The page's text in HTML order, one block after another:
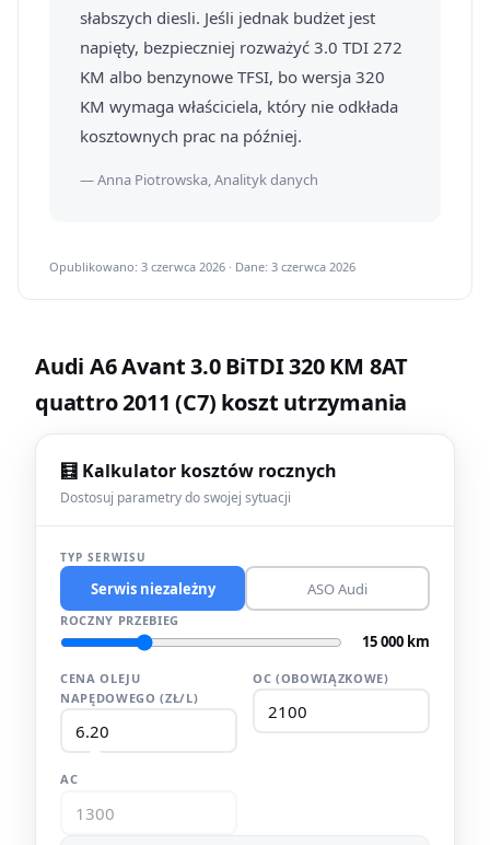
słabszych diesli. Jeśli jednak budżet jest
napięty, bezpieczniej rozważyć 3.0 TDI 272
KM albo benzynowe TFSI, bo wersja 320
KM wymaga właściciela, który nie odkłada
kosztownych prac na później.
— Anna Piotrowska, Analityk danych
Opublikowano: 3 czerwca 2026 · Dane: 3 czerwca 2026
Audi A6 Avant 3.0 BiTDI 320 KM 8AT
quattro 2011 (C7) koszt utrzymania
🧮 Kalkulator kosztów rocznych
Dostosuj parametry do swojej sytuacji
TYP SERWISU
Serwis niezależny ASO Audi
ROCZNY PRZEBIEG
15 000 km
CENA OLEJU
NAPĘDOWEGO (ZŁ/L)
OC (OBOWIĄZKOWE)
AC